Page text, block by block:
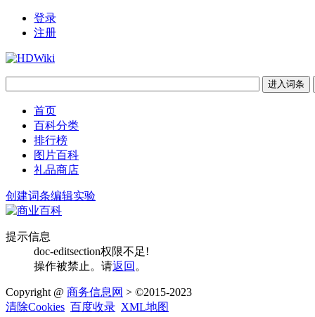
登录
注册
首页
百科分类
排行榜
图片百科
礼品商店
创建词条编辑实验
提示信息
doc-editsection权限不足!
操作被禁止。请返回 。
Copyright @ 商务信息网 > ©2015-2023
清除Cookies 百度收录 XML地图